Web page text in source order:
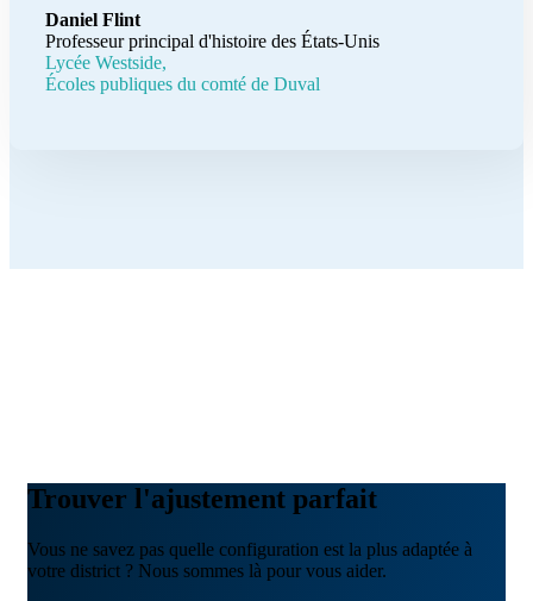
Daniel Flint
Professeur principal d'histoire des États-Unis
Lycée Westside,
Écoles publiques du comté de Duval
Trouver l'ajustement parfait
Vous ne savez pas quelle configuration est la plus adaptée à
votre district ? Nous sommes là pour vous aider.